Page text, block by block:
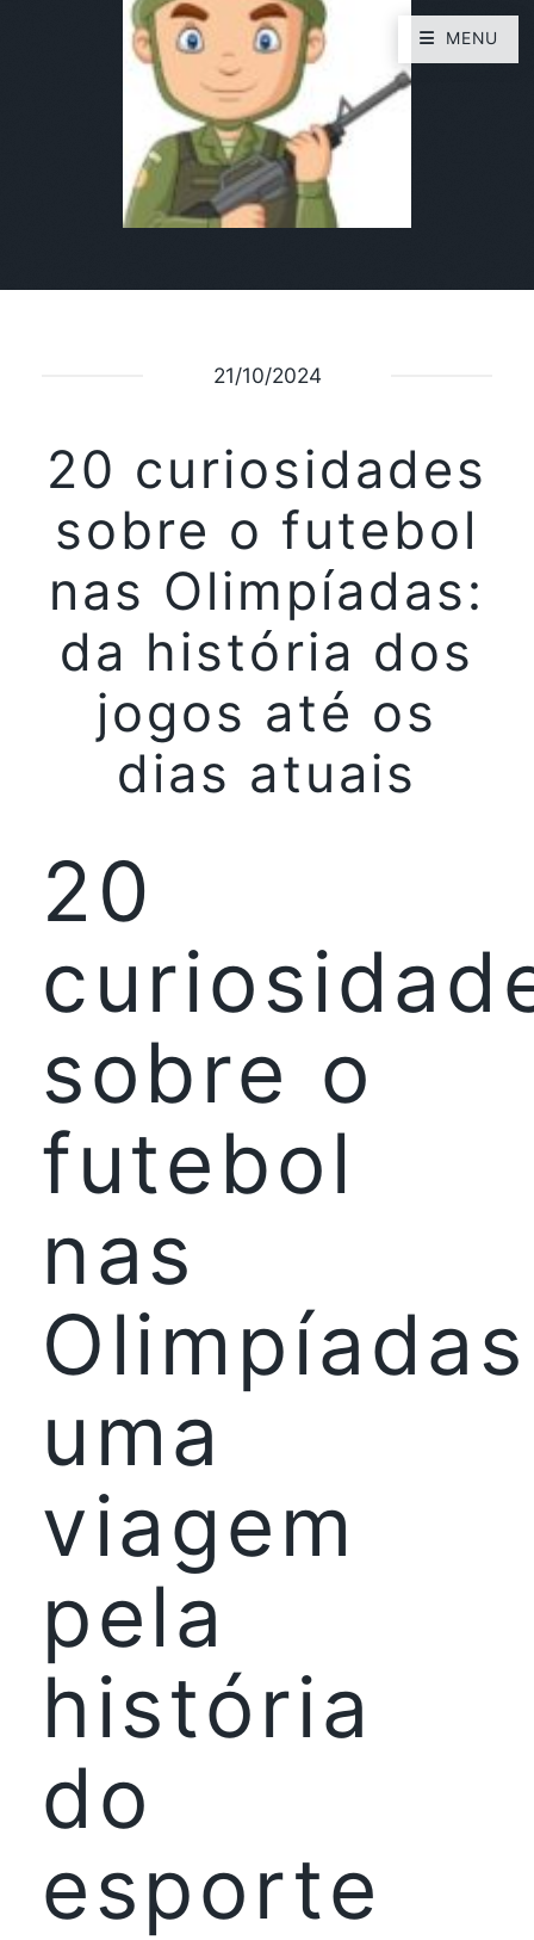
21/10/2024
20 curiosidades
sobre o futebol
nas Olimpíadas:
da história dos
jogos até os
dias atuais
20
sobre o
futebol
nas
uma
viagem
pela
história
do
esporte
MENU